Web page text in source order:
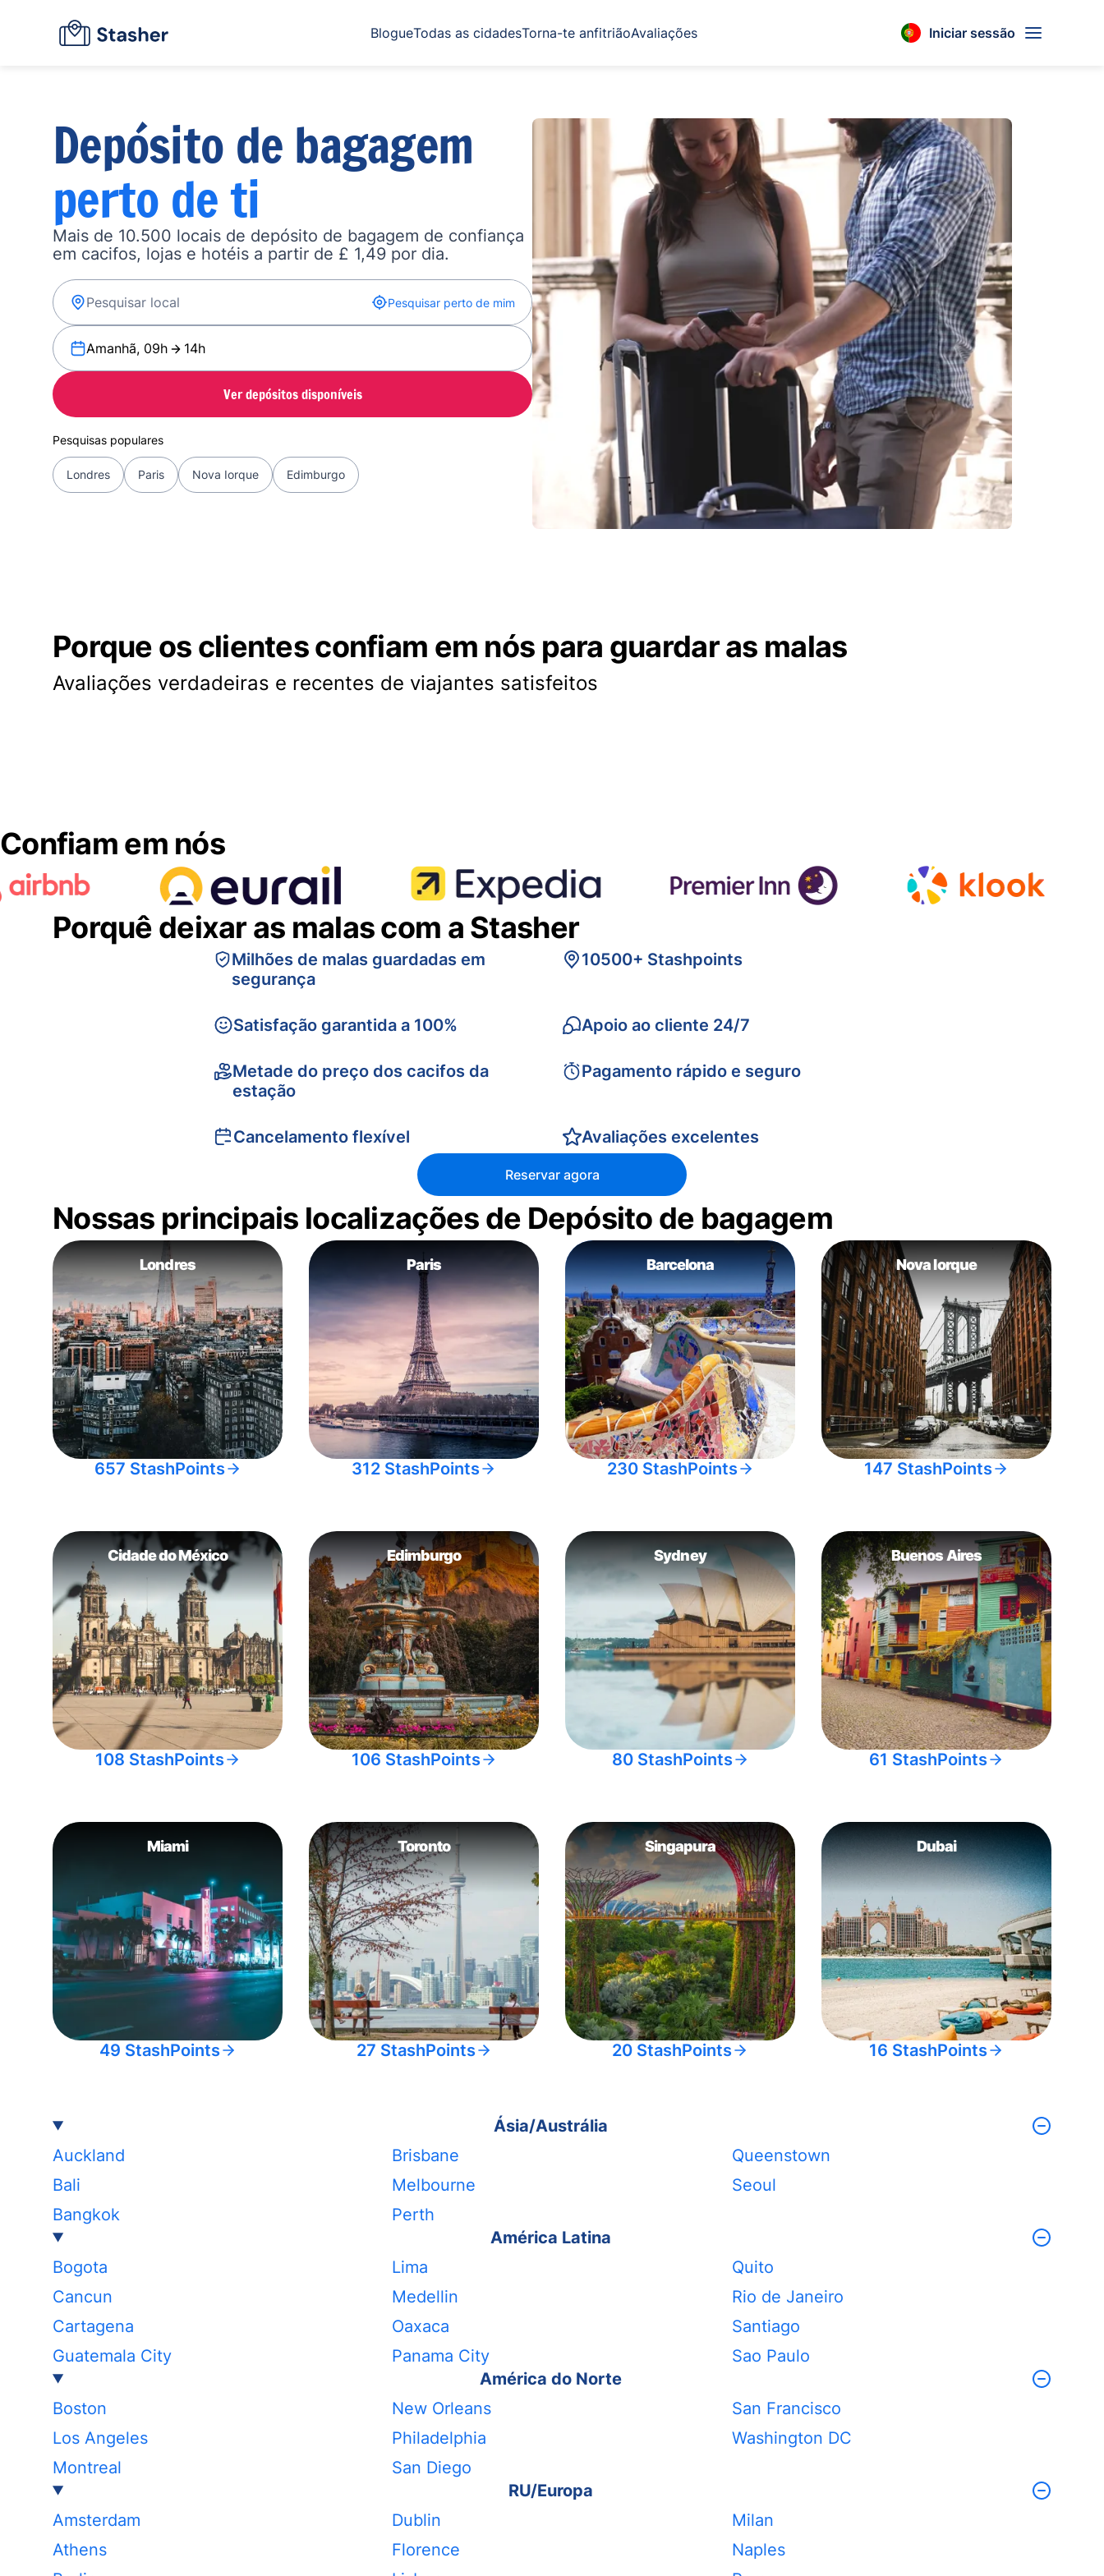
BlogueTodas as cidadesTorna-te anfitriãoAvaliações Iniciar sessão
Depósito de bagagem
perto de ti
Mais de 10.500 locais de depósito de bagagem de confiança
em cacifos, lojas e hotéis a partir de £ 1,49 por dia.
Pesquisar perto de mim
Amanhã, 09h 14h
Ver depósitos disponíveis
Pesquisas populares
Londres Paris Nova Iorque Edimburgo
Porque os clientes confiam em nós para guardar as malas
Avaliações verdadeiras e recentes de viajantes satisfeitos
Confiam em nós
Porquê deixar as malas com a Stasher
Milhões de malas guardadas em
segurança
Satisfação garantida a 100%
Metade do preço dos cacifos da
estação
Cancelamento flexível
10500+ Stashpoints
Apoio ao cliente 24/7
Pagamento rápido e seguro
Avaliações excelentes
Reservar agora
Nossas principais localizações de Depósito de bagagem
Londres
657 StashPoints
Paris
312 StashPoints
Barcelona
230 StashPoints
Nova Iorque
147 StashPoints
Cidade do México
108 StashPoints
Edimburgo
106 StashPoints
Sydney
80 StashPoints
Buenos Aires
61 StashPoints
Miami
49 StashPoints
Toronto
27 StashPoints
Singapura
20 StashPoints
Dubai
16 StashPoints
Ásia/Austrália
Auckland
Bali
Bangkok
Brisbane
Melbourne
Perth
Queenstown
Seoul
América Latina
Bogota
Cancun
Cartagena
Guatemala City
Lima
Medellin
Oaxaca
Panama City
Quito
Rio de Janeiro
Santiago
Sao Paulo
América do Norte
Boston
Los Angeles
Montreal
New Orleans
Philadelphia
San Diego
San Francisco
Washington DC
RU/Europa
Amsterdam
Athens
Dublin
Florence
Milan
Naples